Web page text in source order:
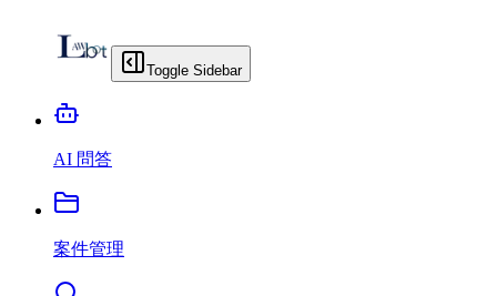
Toggle Sidebar
AI 問答
案件管理